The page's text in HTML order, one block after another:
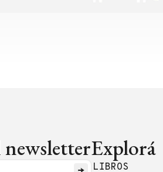
Explorá
LIBROS